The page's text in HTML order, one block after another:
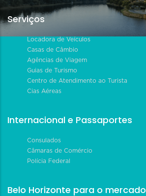
Serviços
Locadora de Veículos
Casas de Câmbio
Agências de Viagem
Guias de Turismo
Centro de Atendimento ao Turista
Cias Aéreas
Internacional e Passaportes
Consulados
Câmaras de Comércio
Polícia Federal
Belo Horizonte para o mercado